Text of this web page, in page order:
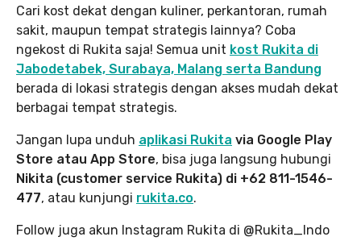
Cari kost dekat dengan kuliner, perkantoran, rumah
sakit, maupun tempat strategis lainnya? Coba
ngekost di Rukita saja! Semua unit kost Rukita di
Jabodetabek, Surabaya, Malang serta Bandung
berada di lokasi strategis dengan akses mudah dekat
berbagai tempat strategis.
Jangan lupa unduh aplikasi Rukita via Google Play
Store atau App Store, bisa juga langsung hubungi
Nikita (customer service Rukita) di +62 811-1546-
477, atau kunjungi rukita.co.
Follow juga akun Instagram Rukita di @Rukita_Indo